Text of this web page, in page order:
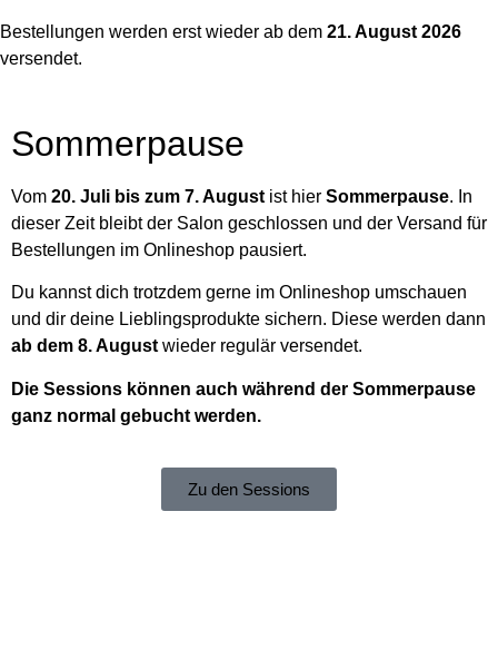
Bestellungen werden erst wieder ab dem 21. August 2026
versendet.
Sommerpause
Vom 20. Juli bis zum 7. August ist hier Sommerpause. In
dieser Zeit bleibt der Salon geschlossen und der Versand für
Bestellungen im Onlineshop pausiert.
Du kannst dich trotzdem gerne im Onlineshop umschauen
und dir deine Lieblingsprodukte sichern. Diese werden dann
ab dem 8. August wieder regulär versendet.
Die Sessions können auch während der Sommerpause
ganz normal gebucht werden.
Zu den Sessions